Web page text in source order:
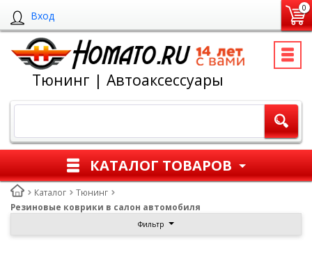
Вход
0
Тюнинг | Автоаксессуары
КАТАЛОГ ТОВАРОВ
Каталог
Тюнинг
Резиновые коврики в салон автомобиля
Фильтр